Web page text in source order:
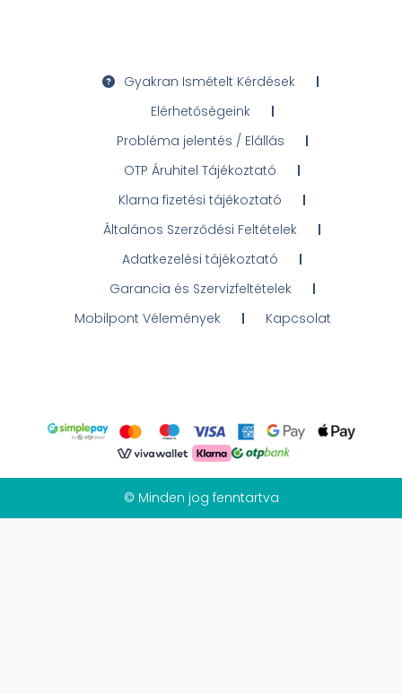
Gyakran Ismételt Kérdések
Elérhetőségeink
Probléma jelentés / Elállás
OTP Áruhitel Tájékoztató
Klarna fizetési tájékoztató
Általános Szerződési Feltételek
Adatkezelési tájékoztató
Garancia és Szervizfeltételek
Mobilpont Vélemények
Kapcsolat
© Minden jog fenntartva